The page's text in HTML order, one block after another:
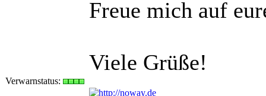
Freue mich auf
Viele Grüße!
Verwarnstatus: